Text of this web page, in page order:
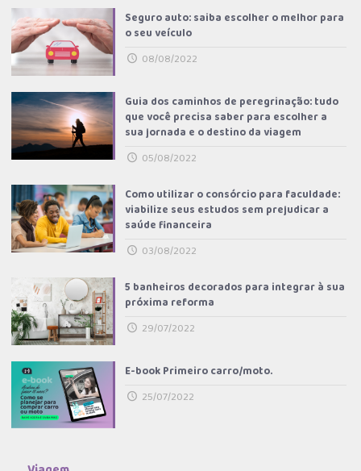
Seguro auto: saiba escolher o melhor para
o seu veículo
08/08/2022
Guia dos caminhos de peregrinação: tudo
que você precisa saber para escolher a
sua jornada e o destino da viagem
05/08/2022
Como utilizar o consórcio para faculdade:
viabilize seus estudos sem prejudicar a
saúde financeira
03/08/2022
5 banheiros decorados para integrar à sua
próxima reforma
29/07/2022
E-book Primeiro carro/moto.
25/07/2022